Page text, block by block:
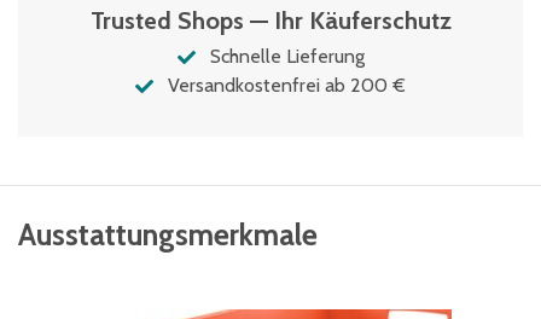
Trusted Shops — Ihr Käuferschutz
Schnelle Lieferung
Versandkostenfrei ab 200 €
Ausstattungsmerkmale